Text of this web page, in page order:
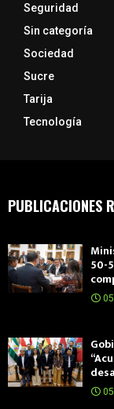
Seguridad
Sin categoría
Sociedad
Sucre
Tarija
Tecnología
PUBLICACIONES
50-